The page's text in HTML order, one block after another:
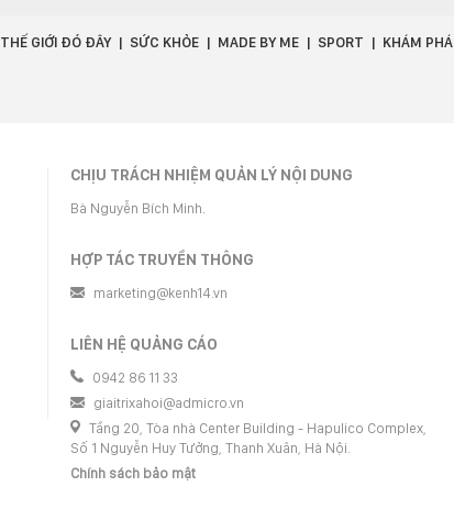
THẾ GIỚI ĐÓ ĐÂY SỨC KHỎE MADE BY ME SPORT KHÁM PHÁ
CHỊU TRÁCH NHIỆM QUẢN LÝ NỘI DUNG
Bà Nguyễn Bích Minh.
HỢP TÁC TRUYỀN THÔNG
marketing@kenh14.vn
LIÊN HỆ QUẢNG CÁO
0942 86 11 33
giaitrixahoi@admicro.vn
Tầng 20, Tòa nhà Center Building - Hapulico Complex,
Số 1 Nguyễn Huy Tưởng, Thanh Xuân, Hà Nội.
Chính sách bảo mật